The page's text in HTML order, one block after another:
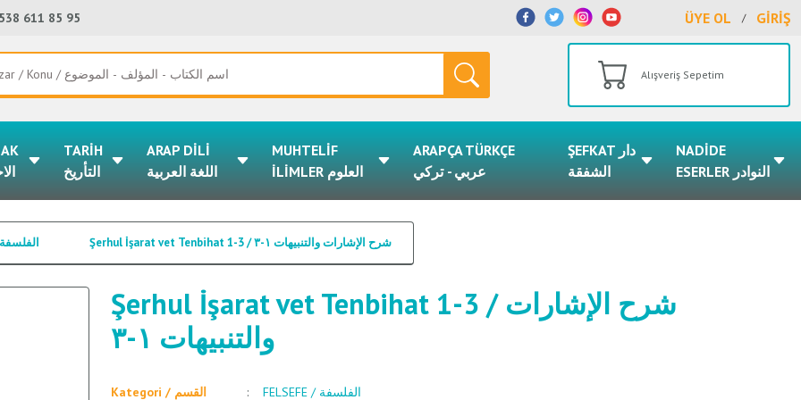
611 85 95 ÜYE OL / GİRİŞ
Alışveriş Sepetim
TARİH
التأريخ
ARAP DİLİ
اللغة العربية
MUHTELİF
İLİMLER العلوم
ARAPÇA TÜRKÇE
عربي - تركي
ŞEFKAT دار
الشفقة
NADİDE
ESERLER النوادر
FELSEFE / الفلسفة Şerhul İşarat vet Tenbihat 1-3 / شرح الإشارات والتنبيهات ١-٣
Şerhul İşarat vet Tenbihat 1-3 / شرح الإشارات
والتنبيهات ١-٣
Kategori / القسم FELSEFE / الفلسفة